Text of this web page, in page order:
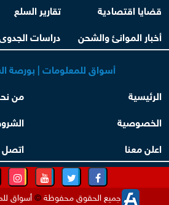
قضايا اقتصادية
تقارير السلع
أخبار الموانئ والشحن
دراسات
أسواق للمعلومات | بورصة
الرئيسية
من
الخصوصية
اعلن معنا
اتصل
جميع الحقوق محفوظة©أسواق